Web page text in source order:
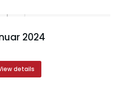
2024
details